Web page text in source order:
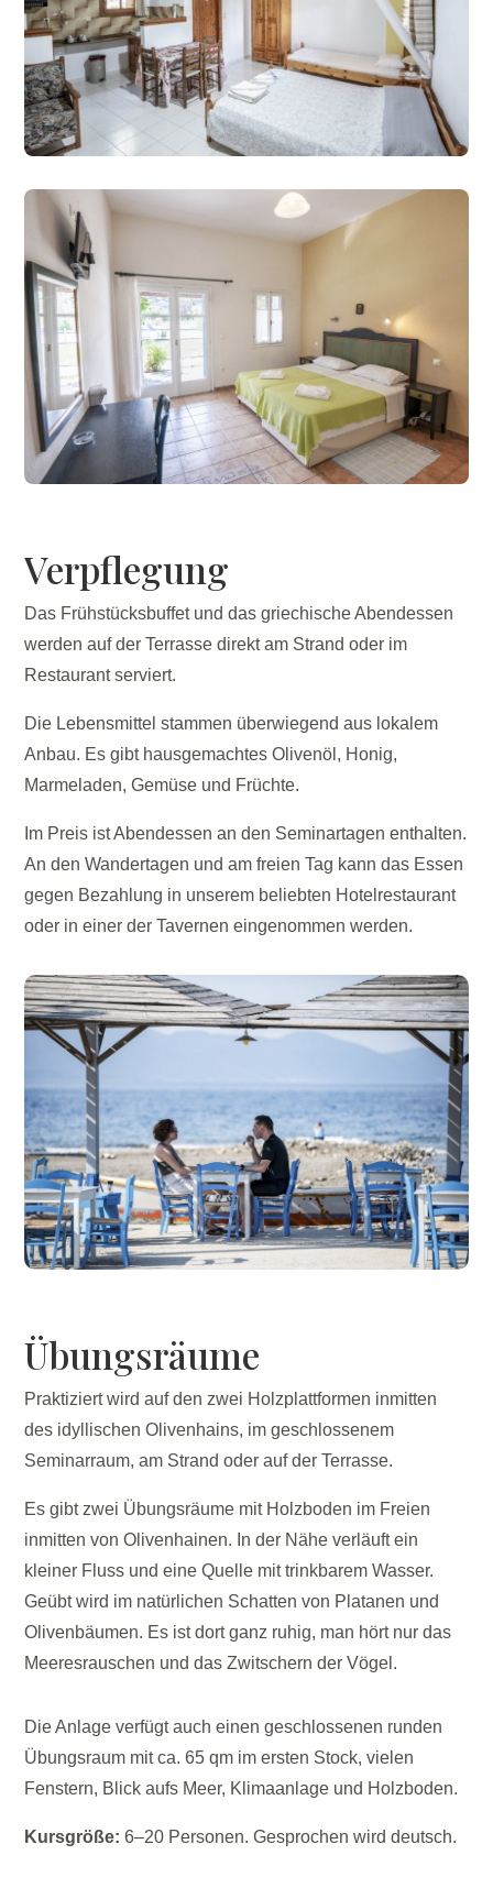
Verpflegung
Das Frühstücksbuffet und das griechische Abendessen
werden auf der Terrasse direkt am Strand oder im
Restaurant serviert.
Die Lebensmittel stammen überwiegend aus lokalem
Anbau. Es gibt hausgemachtes Olivenöl, Honig,
Marmeladen, Gemüse und Früchte.
Im Preis ist Abendessen an den Seminartagen enthalten.
An den Wandertagen und am freien Tag kann das Essen
gegen Bezahlung in unserem beliebten Hotelrestaurant
oder in einer der Tavernen eingenommen werden.
Übungsräume
Praktiziert wird auf den zwei Holzplattformen inmitten
des idyllischen Olivenhains, im geschlossenem
Seminarraum, am Strand oder auf der Terrasse.
Es gibt zwei Übungsräume mit Holzboden im Freien
inmitten von Olivenhainen. In der Nähe verläuft ein
kleiner Fluss und eine Quelle mit trinkbarem Wasser.
Geübt wird im natürlichen Schatten von Platanen und
Olivenbäumen. Es ist dort ganz ruhig, man hört nur das
Meeresrauschen und das Zwitschern der Vögel.
Die Anlage verfügt auch einen geschlossenen runden
Übungsraum mit ca. 65 qm im ersten Stock, vielen
Fenstern, Blick aufs Meer, Klimaanlage und Holzboden.
Kursgröße: 6–20 Personen. Gesprochen wird deutsch.